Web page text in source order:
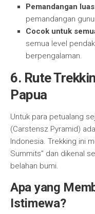
Pemandangan luas
pemandangan
Cocok untuk
semua level
berpengalaman.
6. Rute
Papua
Untuk para petualang
(Carstensz Pyramid)
Indonesia. Trekking ini
Summits” dan dikenal
belahan bumi.
Apa yang
Istimewa?